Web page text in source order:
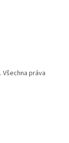
. Všechna práva